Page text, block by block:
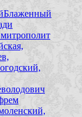
Блаженный